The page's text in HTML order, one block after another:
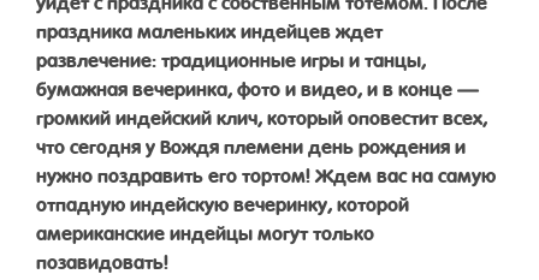
праздника маленьких индейцев ждет
развлечение: традиционные игры и танцы,
бумажная вечеринка, фото и видео, и в конце —
громкий индейский клич, который оповестит всех,
что сегодня у Вождя племени день рождения и
нужно поздравить его тортом! Ждем вас на самую
отпадную индейскую вечеринку, которой
американские индейцы могут только
позавидовать!